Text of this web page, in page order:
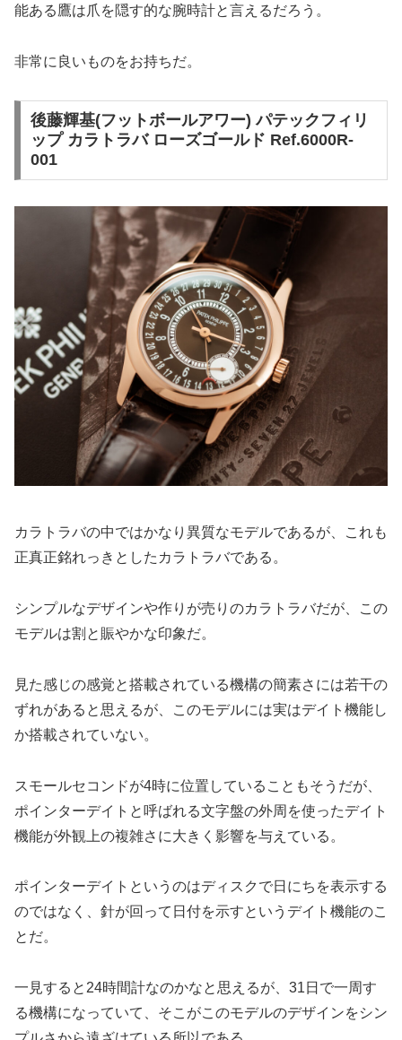
能ある鷹は爪を隠す的な腕時計と言えるだろう。
非常に良いものをお持ちだ。
後藤輝基(フットボールアワー) パテックフィリ
ップ カラトラバ ローズゴールド Ref.6000R-
001
カラトラバの中ではかなり異質なモデルであるが、これも
正真正銘れっきとしたカラトラバである。
シンプルなデザインや作りが売りのカラトラバだが、この
モデルは割と賑やかな印象だ。
見た感じの感覚と搭載されている機構の簡素さには若干の
ずれがあると思えるが、このモデルには実はデイト機能し
か搭載されていない。
スモールセコンドが4時に位置していることもそうだが、
ポインターデイトと呼ばれる文字盤の外周を使ったデイト
機能が外観上の複雑さに大きく影響を与えている。
ポインターデイトというのはディスクで日にちを表示する
のではなく、針が回って日付を示すというデイト機能のこ
とだ。
一見すると24時間計なのかなと思えるが、31日で一周す
る機構になっていて、そこがこのモデルのデザインをシン